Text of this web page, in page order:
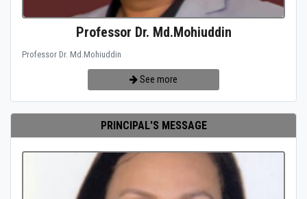
Professor Dr. Md.Mohiuddin
Professor Dr. Md.Mohiuddin
See more
PRINCIPAL'S MESSAGE